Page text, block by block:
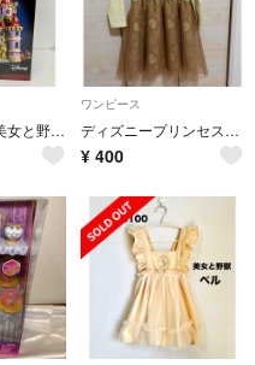
LEGO 43263 美女と野獣 2916ピース
ワンピース
ディズニープリンセス ベル ワンピース
¥ 400